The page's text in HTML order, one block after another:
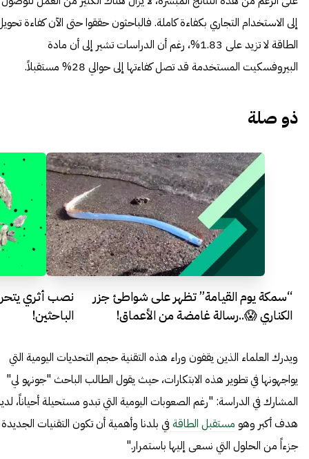
إلى الاستخدام التجاري بكفاءة كاملة. فالباحثون حققوا حتى الآن كفاءة
الطاقة لا تزيد على 1.83%، رغم أن الدراسات تشير إلى أن مادة
البيروفسكيت المستخدمة قد تصل كفاءتها إلى حوالي 28% مستقبلاً.
ذو صلة
“سمكة يوم القيامة” تظهر على شواطئ جزر
الكناري 😱..رسالة غامضة من الأعماق!
نصب أثري
الباحثين!
ويدرك العلماء الذين يقفون وراء هذه التقنية حجم التحديات اليومية التي
يواجهونها في تطوير هذه الابتكارات، حيث يقول الطالب الباحث "جونهو لي"
المشارك في الدراسة: "رغم الصعوبات اليومية التي تبدو مستحيلة أحياناً،
هدف أكبر وهو مستقبل الطاقة في بلدنا وأهمية أن تكون التقنيات الجديدة
جزءاً من الحلول التي نسعى إليها باستمرار."